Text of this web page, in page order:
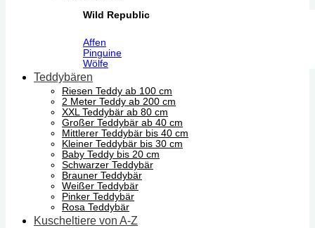
Wild Republic
Affen
Pinguine
Wölfe
Teddybären
Riesen Teddy ab 100 cm
2 Meter Teddy ab 200 cm
XXL Teddybär ab 80 cm
Großer Teddybär ab 40 cm
Mittlerer Teddybär bis 40 cm
Kleiner Teddybär bis 30 cm
Baby Teddy bis 20 cm
Schwarzer Teddybär
Brauner Teddybär
Weißer Teddybär
Pinker Teddybär
Rosa Teddybär
Kuscheltiere von A-Z